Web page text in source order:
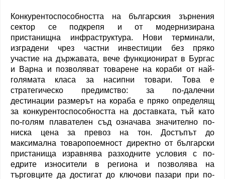
Конкурентоспособността на българския зърнения
сектор се подкрепя и от модернизирана
пристанищна инфраструктура. Нови терминали,
изградени чрез частни инвестиции без пряко
участие на държавата, вече функционират в Бургас
и Варна и позволяват товарене на кораби от най-
голямата класа за насипни товари. Това е
стратегическо предимство: за по-далечни
дестинации размерът на кораба е пряко определящ
за конкурентоспособността на доставката, тъй като
по-голям плавателен съд означава значително по-
ниска цена за превоз на тон. Достъпът до
максимална товаропоемност директно от български
пристанища изравнява разходните условия с по-
едрите износители в региона и позволява на
търговците да достигат до ключови пазари при по-